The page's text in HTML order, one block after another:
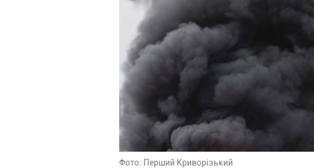
Фото: Перший Криворізький